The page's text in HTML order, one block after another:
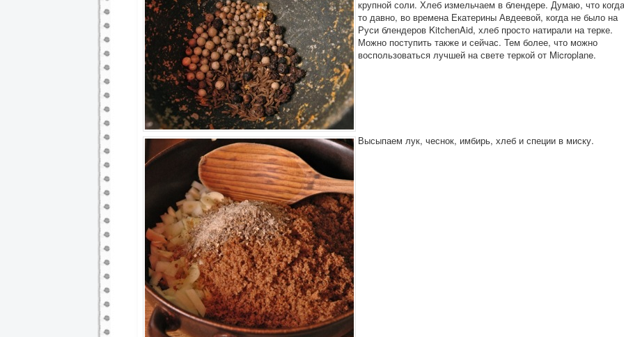
крупной соли. Хлеб измельчаем в блендере. Думаю, что
то давно, во времена Екатерины Авдеевой, когда не было на
Руси блендеров KitchenAid, хлеб просто натирали на терке.
Можно поступить также и сейчас. Тем более, что можно
воспользоваться лучшей на свете теркой от Microplane.
Высыпаем лук, чеснок, имбирь, хлеб и специи в миску.